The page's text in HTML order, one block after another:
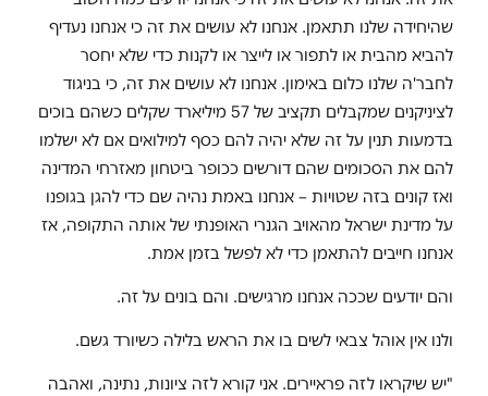
שהיחידה שלנו תתאמן. אנחנו לא עושים את זה כי אנחנו נעדיף
להביא מהבית או לתפור או לייצר או לקנות כדי שלא יחסר
לחבר'ה שלנו כלום באימון. אנחנו לא עושים את זה, כי בניגוד
לציניקנים שמקבלים תקציב של 57 מיליארד שקלים כשהם בוכים
בדמעות תנין על זה שלא יהיה להם כסף למילואים אם לא ישלמו
להם את הסכומים שהם דורשים ככופר ביטחון מאזרחי המדינה
ואז קונים בזה שטויות – אנחנו באמת נהיה שם כדי להגן בגופנו
על מדינת ישראל מהאויב הגנרי האופנתי של אותה התקופה, אז
אנחנו חייבים להתאמן כדי לא לפשל בזמן אמת.
והם יודעים שככה אנחנו מרגישים. והם בונים על זה.
ולנו אין אוהל צבאי לשים בו את הראש בלילה כשיורד גשם.
"יש שיקראו לזה פראיירים. אני קורא לזה ציונות, נתינה, ואהבה